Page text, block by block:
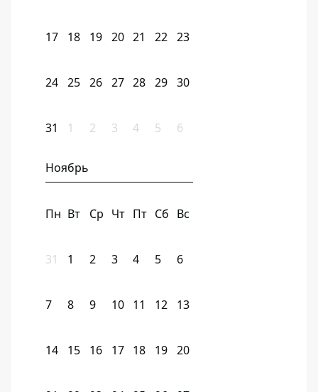
17 18 19 20 21 22 23
24 25 26 27 28 29 30
31 1 2 3 4 5 6
Ноябрь
Пн Вт Ср Чт Пт Сб Вс
31 1 2 3 4 5 6
7 8 9 10 11 12 13
14 15 16 17 18 19 20